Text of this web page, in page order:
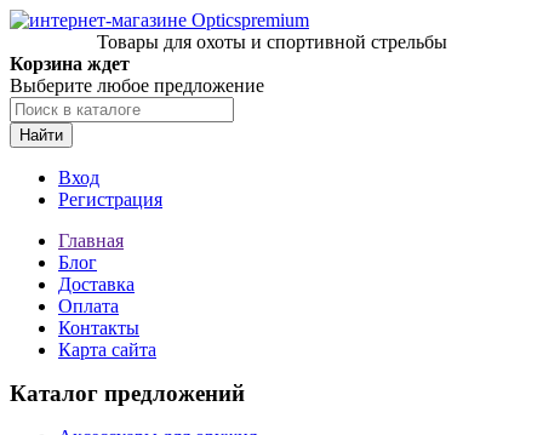
Товары для охоты и спортивной стрельбы
Корзина ждет
Выберите любое предложение
Найти
Вход
Регистрация
Главная
Блог
Доставка
Оплата
Контакты
Карта сайта
Каталог предложений